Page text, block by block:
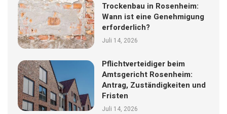
Trockenbau in Rosenheim:
Wann ist eine Genehmigung
erforderlich?
Juli 14, 2026
Pflichtverteidiger beim
Amtsgericht Rosenheim:
Antrag, Zuständigkeiten und
Fristen
Juli 14, 2026